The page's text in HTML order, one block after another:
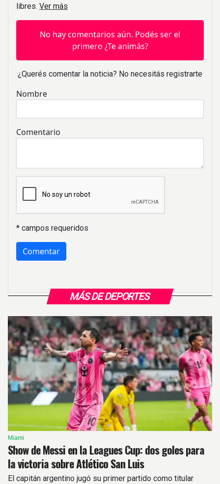
MÁS DE DEPORTES
Miami
Show de Messi en la Leagues Cup: dos goles para
la victoria sobre Atlético San Luis
El capitán argentino jugó su primer partido como titular
libres. Ver más
No hay comentarios aún. Podés ser el
primero ¿Te animás?
¿Querés comentar la noticia? No necesitás registrarte
Nombre
Comentario
* campos requeridos